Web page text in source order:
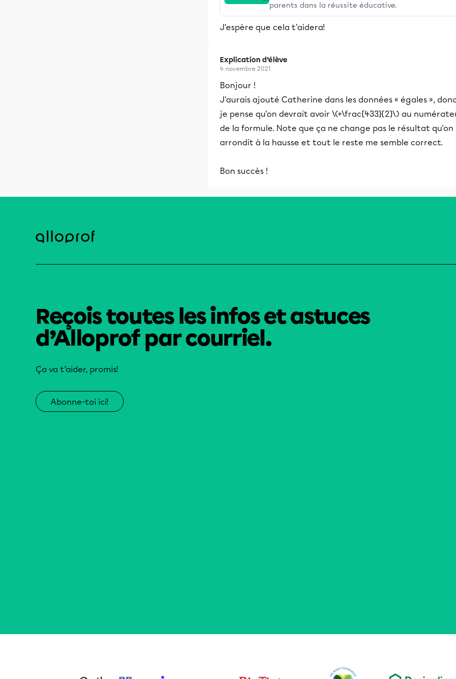
parents dans la réussite éducative.
J'espère que cela t'aidera!
Explication d’élève
4 novembre 2021
Bonjour !
J'aurais ajouté Catherine dans les données « égales »,
je pense qu'on devrait avoir \(+\frac{433}{2}\) au
de la formule. Note que ça ne change pas le résultat qu'on
arrondit à la hausse et tout le reste me semble correct.
Bon succès !
Reçois toutes les infos et astuces
d’Alloprof par courriel.
Ça va t’aider, promis!
Abonne-toi ici!